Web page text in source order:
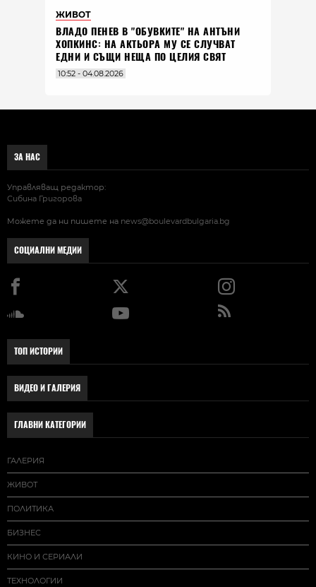
ЖИВОТ
ВЛАДO ПЕНЕВ В "ОБУВКИТЕ" НА АНТЪНИ
ХОПКИНС: НА АКТЬОРА МУ СЕ СЛУЧВАТ
ЕДНИ И СЪЩИ НЕЩА ПО ЦЕЛИЯ СВЯТ
10:52 - 04.08.2026
ЗА НАС
Управляващ редактор:
Сибина Григорова
Можете да ни пишете на news@boulevardbulgaria.bg
СОЦИАЛНИ МЕДИИ
ТОП ИСТОРИИ
ВИДЕО И ГАЛЕРИЯ
ГЛАВНИ КАТЕГОРИИ
ГАЛЕРИЯ
ЖИВОТ
ПОЛИТИКА
БИЗНЕС
КИНО И СЕРИАЛИ
ТЕХНОЛОГИИ